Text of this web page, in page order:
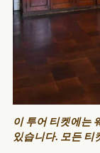
이 투어 티켓에는
있습니다. 모든 티